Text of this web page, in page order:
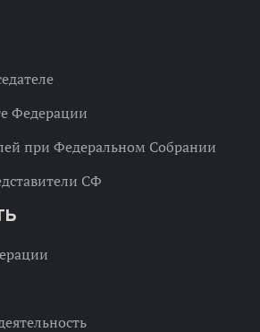
Федерации
при Федеральном Собрании
СФ